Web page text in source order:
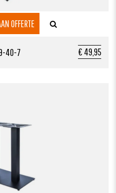
OFFERTE
€ 49,95
40-7